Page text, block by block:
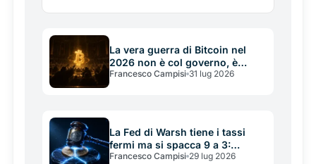
La vera guerra di Bitcoin nel
2026 non è col governo, è
civile: Saylor dichiara le sue
Francesco Campisi 31 lug 2026
La Fed di Warsh tiene i tassi
fermi ma si spacca 9 a 3:
perché per le crypto il sollievo
Francesco Campisi 29 lug 2026